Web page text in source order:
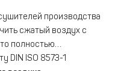
производства
сжатый воздух с
полностью
DIN ISO 8573-1